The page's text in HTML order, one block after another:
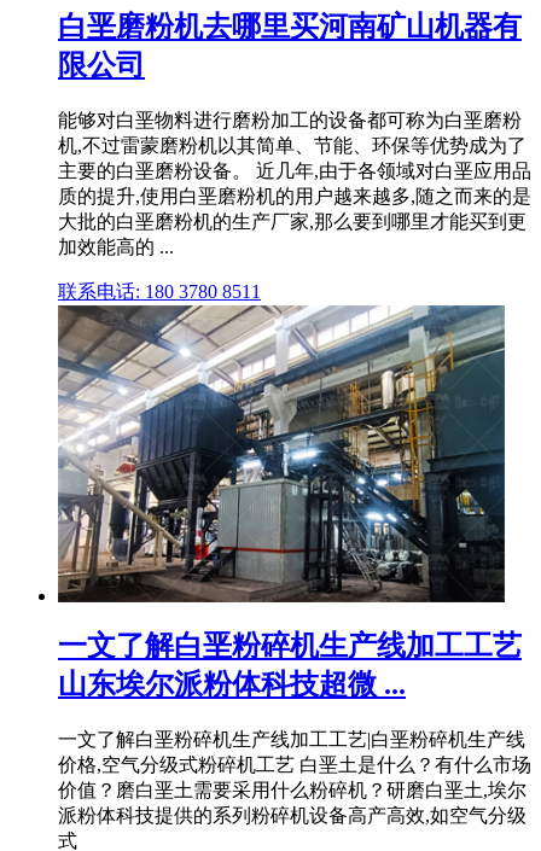
白垩磨粉机去哪里买河南矿山机器有
限公司
能够对白垩物料进行磨粉加工的设备都可称为白垩磨粉
机,不过雷蒙磨粉机以其简单、节能、环保等优势成为了
主要的白垩磨粉设备。 近几年,由于各领域对白垩应用品
质的提升,使用白垩磨粉机的用户越来越多,随之而来的是
大批的白垩磨粉机的生产厂家,那么要到哪里才能买到更
加效能高的 ...
联系电话: 180 3780 8511
一文了解白垩粉碎机生产线加工工艺
山东埃尔派粉体科技超微 ...
一文了解白垩粉碎机生产线加工工艺|白垩粉碎机生产线
价格,空气分级式粉碎机工艺 白垩土是什么？有什么市场
价值？磨白垩土需要采用什么粉碎机？研磨白垩土,埃尔
派粉体科技提供的系列粉碎机设备高产高效,如空气分级
式